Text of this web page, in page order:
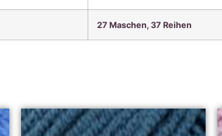
27 Maschen, 37 Reihen